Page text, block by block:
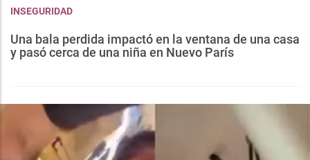
INSEGURIDAD
Una bala perdida impactó en la ventana de una casa
y pasó cerca de una niña en Nuevo París